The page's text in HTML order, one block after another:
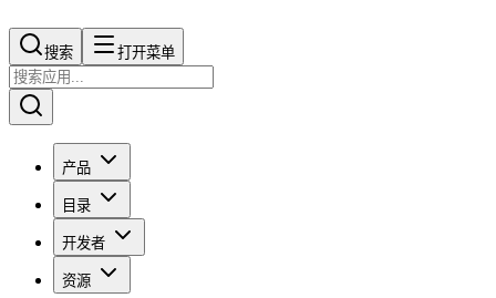
搜索​​​​ 打开菜单
产品
目录
开发者
资源